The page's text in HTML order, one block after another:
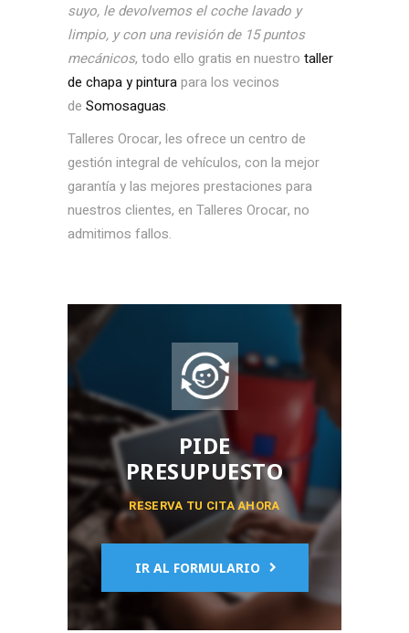
suyo, le devolvemos el coche lavado y
limpio, y con una revisión de 15 puntos
mecánicos, todo ello gratis en nuestro taller
de chapa y pinturapara los vecinos
de Somosaguas.
Talleres Orocar, les ofrece un centro de
gestión integral de vehículos, con la mejor
garantía y las mejores prestaciones para
nuestros clientes, en Talleres Orocar, no
admitimos fallos.
PIDE
PRESUPUESTO
RESERVA TU CITA AHORA
IR AL FORMULARIO